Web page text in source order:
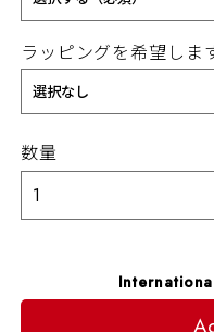
ラッピングを希望しま
数量